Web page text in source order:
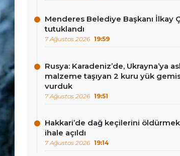
Menderes Belediye Başkanı İlkay
tutuklandı
7 Ağustos 2026 19:59
Rusya: Karadeniz’de, Ukrayna’ya
malzeme taşıyan 2 kuru yük
vurduk
7 Ağustos 2026 19:51
Hakkari’de dağ keçilerini
ihale açıldı
7 Ağustos 2026 19:14